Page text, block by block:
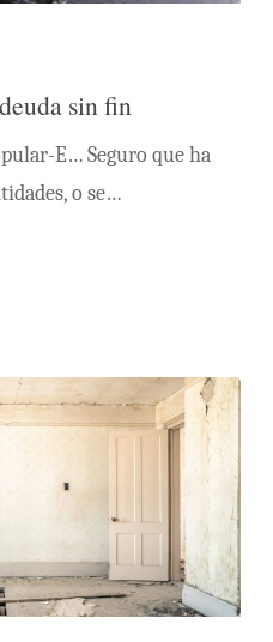
sin fin
E… Seguro que ha
o se…